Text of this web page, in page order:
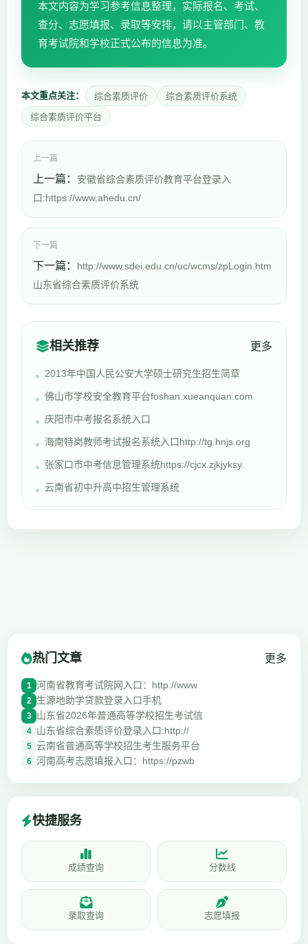
本文内容为学习参考信息整理，实际报名、考试、
查分、志愿填报、录取等安排，请以主管部门、教
育考试院和学校正式公布的信息为准。
本文重点关注： 综合素质评价
综合素质评价系统
综合素质评价平台
上一篇
上一篇： 安徽省综合素质评价教育平台登录入
口:https://www.ahedu.cn/
下一篇
下一篇： http://www.sdei.edu.cn/uc/wcms/zpLogin.htm
山东省综合素质评价系统
相关推荐 更多
2013年中国人民公安大学硕士研究生招生简章
佛山市学校安全教育平台foshan.xueanquan.com
庆阳市中考报名系统入口
海南特岗教师考试报名系统入口http://tg.hnjs.org
张家口市中考信息管理系统https://cjcx.zjkjyksy.
云南省初中升高中招生管理系统
热门文章 更多
1 河南省教育考试院网入口：http://www
2 生源地助学贷款登录入口手机
3 山东省2026年普通高等学校招生考试信
4 山东省综合素质评价登录入口:http://
5 云南省普通高等学校招生考生服务平台
6 河南高考志愿填报入口：https://pzwb
快捷服务
成绩查询 分数线
录取查询 志愿填报